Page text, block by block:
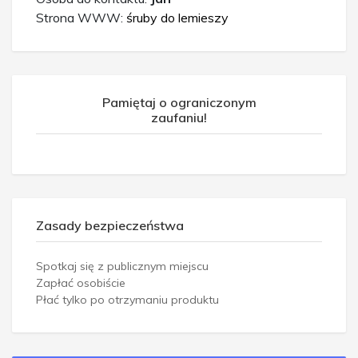
Strona WWW: śruby do lemieszy
Pamiętaj o ograniczonym
zaufaniu!
Zasady bezpieczeństwa
Spotkaj się z publicznym miejscu
Zapłać osobiście
Płać tylko po otrzymaniu produktu